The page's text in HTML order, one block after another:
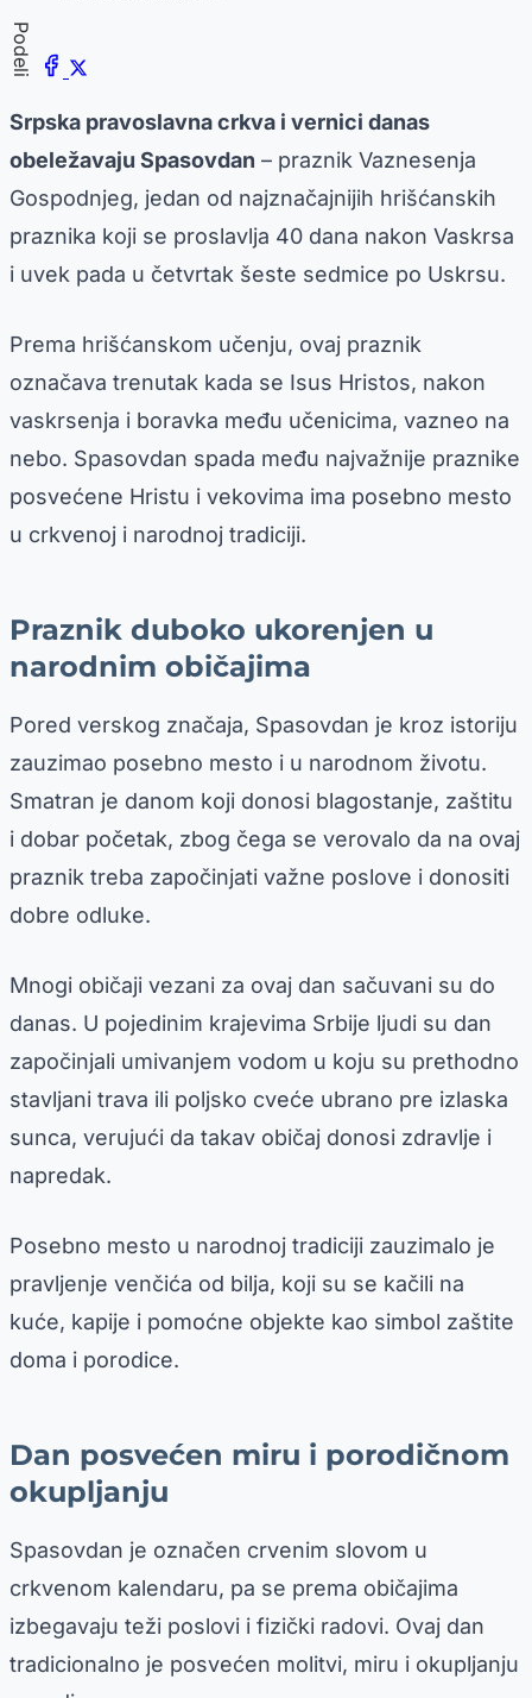
Podeli
Srpska pravoslavna crkva i vernici danas
obeležavaju Spasovdan – praznik Vaznesenja
Gospodnjeg, jedan od najznačajnijih hrišćanskih
praznika koji se proslavlja 40 dana nakon Vaskrsa
i uvek pada u četvrtak šeste sedmice po Uskrsu.
Prema hrišćanskom učenju, ovaj praznik
označava trenutak kada se Isus Hristos, nakon
vaskrsenja i boravka među učenicima, vazneo na
nebo. Spasovdan spada među najvažnije praznike
posvećene Hristu i vekovima ima posebno mesto
u crkvenoj i narodnoj tradiciji.
Praznik duboko ukorenjen u
narodnim običajima
Pored verskog značaja, Spasovdan je kroz istoriju
zauzimao posebno mesto i u narodnom životu.
Smatran je danom koji donosi blagostanje, zaštitu
i dobar početak, zbog čega se verovalo da na ovaj
praznik treba započinjati važne poslove i donositi
dobre odluke.
Mnogi običaji vezani za ovaj dan sačuvani su do
danas. U pojedinim krajevima Srbije ljudi su dan
započinjali umivanjem vodom u koju su prethodno
stavljani trava ili poljsko cveće ubrano pre izlaska
sunca, verujući da takav običaj donosi zdravlje i
napredak.
Posebno mesto u narodnoj tradiciji zauzimalo je
pravljenje venčića od bilja, koji su se kačili na
kuće, kapije i pomoćne objekte kao simbol zaštite
doma i porodice.
Dan posvećen miru i porodičnom
okupljanju
Spasovdan je označen crvenim slovom u
crkvenom kalendaru, pa se prema običajima
izbegavaju teži poslovi i fizički radovi. Ovaj dan
tradicionalno je posvećen molitvi, miru i okupljanju